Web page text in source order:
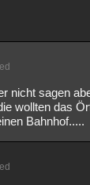
Alle
nicht sagen
wollten das
Bahnhof.....